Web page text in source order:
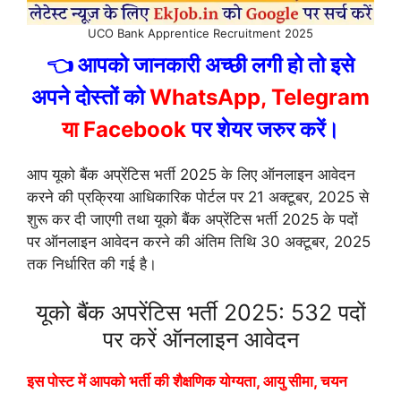
UCO Bank Apprentice Recruitment 2025
👈 आपको जानकारी अच्छी लगी हो तो इसे
अपने दोस्तों कोWhatsApp, Telegram
या Facebookपर शेयर जरुर करें।
आप यूको बैंक अप्रेंटिस भर्ती 2025 के लिए ऑनलाइन आवेदन
करने की प्रक्रिया आधिकारिक पोर्टल पर 21 अक्टूबर, 2025 से
शुरू कर दी जाएगी तथा यूको बैंक अप्रेंटिस भर्ती 2025 के पदों
पर ऑनलाइन आवेदन करने की अंतिम तिथि 30 अक्टूबर, 2025
तक निर्धारित की गई है।
यूको बैंक अपरेंटिस भर्ती 2025: 532 पदों
पर करें ऑनलाइन आवेदन
इस पोस्ट में आपको भर्ती की शैक्षणिक योग्यता, आयु सीमा, चयन